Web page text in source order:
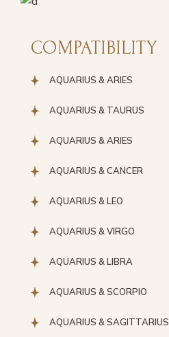
COMPATIBILITY
AQUARIUS & ARIES
AQUARIUS & TAURUS
AQUARIUS & ARIES
AQUARIUS & CANCER
AQUARIUS & LEO
AQUARIUS & VIRGO
AQUARIUS & LIBRA
AQUARIUS & SCORPIO
AQUARIUS & SAGITTARIUS